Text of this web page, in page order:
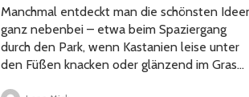
Manchmal entdeckt man die schönsten
ganz nebenbei – etwa beim Spaziergang
durch den Park, wenn Kastanien leise unter
den Füßen knacken oder glänzend im Gras...